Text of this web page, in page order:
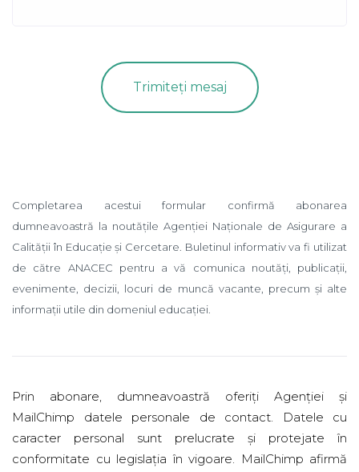
Completarea acestui formular confirmă abonarea
dumneavoastră la noutățile Agenției Naționale de Asigurare a
Calității în Educație și Cercetare. Buletinul informativ va fi utilizat
de către ANACEC pentru a vă comunica noutăți, publicații,
evenimente, decizii, locuri de muncă vacante, precum și alte
informații utile din domeniul educației.
Prin abonare, dumneavoastră oferiți Agenției și
MailChimp datele personale de contact. Datele cu
caracter personal sunt prelucrate și protejate în
conformitate cu legislația în vigoare. MailChimp afirmă